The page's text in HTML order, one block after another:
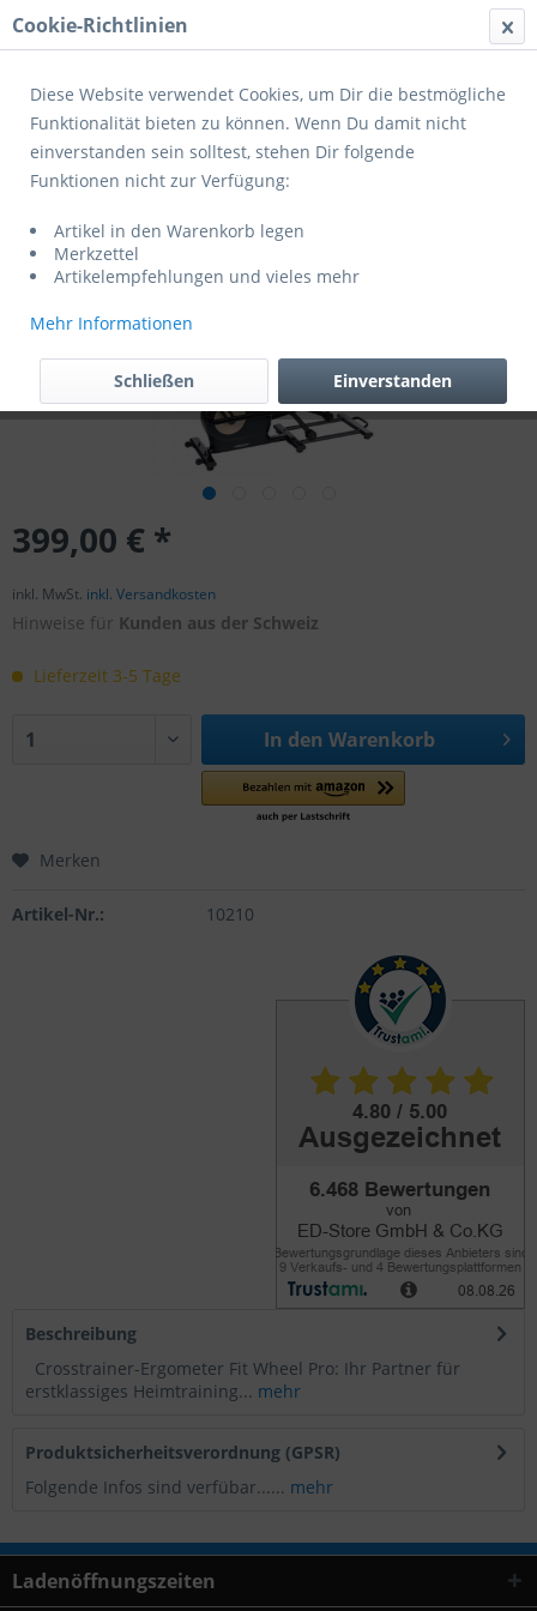
Menü
Christopeit Ellipsentrainer Fit Wheel Pro
399,00 € *
inkl. MwSt. inkl. Versandkosten
Hinweise für Kunden aus der Schweiz
Lieferzeit 3-5 Tage
In den Warenkorb
Merken
Artikel-Nr.: 10210
Beschreibung
Crosstrainer-Ergometer Fit Wheel Pro: Ihr Partner für
erstklassiges Heimtraining... mehr
Produktsicherheitsverordnung (GPSR)
Folgende Infos sind verfübar...... mehr
Ladenöffnungszeiten
Cookie-Richtlinien
Diese Website verwendet Cookies, um Dir die bestmögliche
Funktionalität bieten zu können. Wenn Du damit nicht
einverstanden sein solltest, stehen Dir folgende
Funktionen nicht zur Verfügung:
Artikel in den Warenkorb legen
Merkzettel
Artikelempfehlungen und vieles mehr
Mehr Informationen
Einverstanden
Schließen